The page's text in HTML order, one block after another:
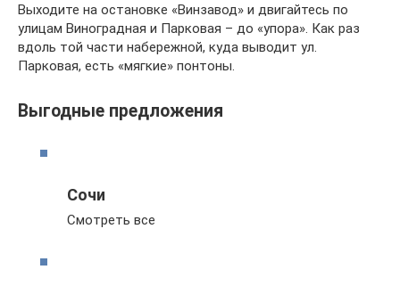
Выходите на остановке «Винзавод» и двигайтесь по
улицам Виноградная и Парковая – до «упора». Как раз
вдоль той части набережной, куда выводит ул.
Парковая, есть «мягкие» понтоны.
Выгодные предложения
Сочи
Смотреть все